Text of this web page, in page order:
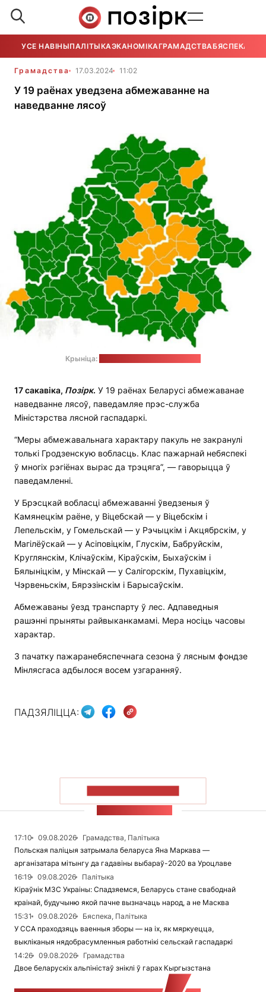
УСЕ НАВІНЫПАЛІТЫКАЭКАНОМІКАГРАМАДСТВАБЯСПЕКА
Грамадства 17.03.2024 11:02
У 19 раёнах уведзена абмежаванне на
наведванне лясоў
Крыніца:
17 сакавіка, Позірк. У 19 раёнах Беларусі абмежаванае
наведванне лясоў, паведамляе прэс-служба
Міністэрства лясной гаспадаркі.
“Меры абмежавальнага характару пакуль не закранулі
толькі Гродзенскую вобласць. Клас пажарнай небяспекі
ў многіх рэгіёнах вырас да трэцяга”, — гаворыцца ў
паведамленні.
У Брэсцкай вобласці абмежаванні ўведзеныя ў
Камянецкім раёне, у Віцебскай — у Віцебскім і
Лепельскім, у Гомельскай — у Рэчыцкім і Акцябрскім, у
Магілёўскай — у Асіповіцкім, Глускім, Бабруйскім,
Круглянскім, Клічаўскім, Кіраўскім, Быхаўскім і
Бялыніцкім, у Мінскай — у Салігорскім, Пухавіцкім,
Чэрвеньскім, Бярэзінскім і Барысаўскім.
Абмежаваны ўезд транспарту ў лес. Адпаведныя
рашэнні прыняты райвыканкамамі. Мера носіць часовы
характар.
З пачатку пажаранебяспечнага сезона ў лясным фондзе
Мінлясгаса адбылося восем узгаранняў.
ПАДЗЯЛІЦЦА:
17:10 09.08.2026
Грамадства, Палітыка
Польская паліцыя затрымала беларуса Яна Маркава —
арганізатара мітынгу да гадавіны выбараў-2020 ва Уроцлаве
16:19
09.08.2026
Палітыка
Кіраўнік МЗС Украіны: Спадзяемся, Беларусь стане свабоднай
краінай, будучыню якой пачне вызначаць народ, а не Масква
15:31
09.08.2026
Бяспека, Палітыка
У ССА праходзяць ваенныя зборы — на іх, як мяркуецца,
выкліканыя нядобрасумленныя работнікі сельскай гаспадаркі
14:26
09.08.2026
Грамадства
Двое беларускіх альпіністаў зніклі ў гарах Кыргызстана